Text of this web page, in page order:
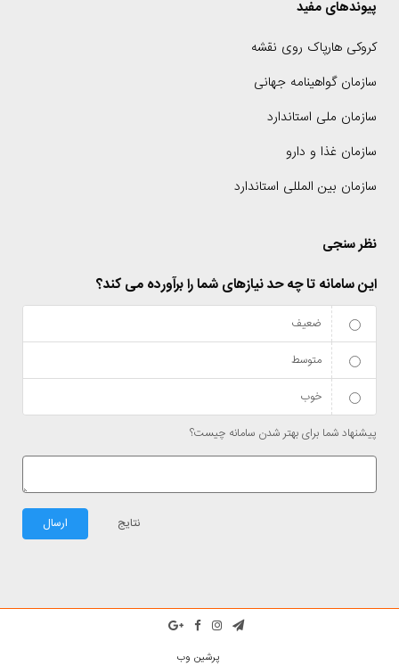
پیوندهای مفید
کروکی هارپاک روی نقشه
سازمان گواهینامه جهانی
سازمان ملی استاندارد
سازمان غذا و دارو
سازمان بین المللی استاندارد
نظر سنجی
این سامانه تا چه حد نیازهای شما را برآورده می کند؟
ضعیف
متوسط
خوب
پیشنهاد شما برای بهتر شدن سامانه چیست؟
نتایج ارسال
پرشین وب